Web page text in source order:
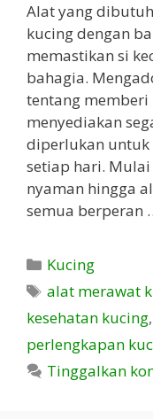
Alat yang
kucing dengan
memastikan si
bahagia.
tentang memberi
menyediakan
diperlukan untuk
setiap hari.
nyaman hingga
semua berperan
Kategori
Kucing
Tag
alat merawat
kesehatan kucing,
perlengkapan
Tinggalkan